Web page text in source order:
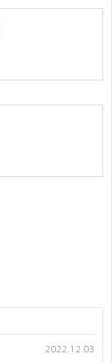
2022.12.03